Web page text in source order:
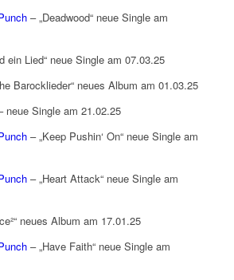
– „Deadwood“ neue Single am
ein Lied“ neue Single am 07.03.25
Barocklieder“ neues Album am 01.03.25
neue Single am 21.02.25
– „Keep Pushin‘ On“ neue Single am
– „Heart Attack“ neue Single am
neues Album am 17.01.25
– „Have Faith“ neue Single am